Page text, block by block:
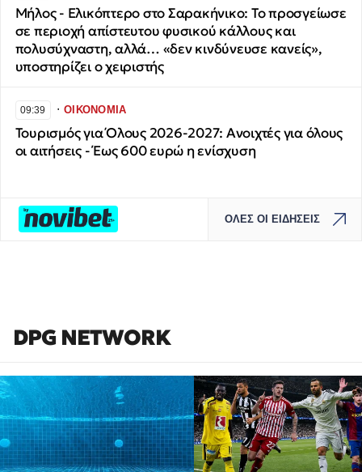
Μήλος - Ελικόπτερο στο Σαρακήνικο: Το προσγείωσε
σε περιοχή απίστευτου φυσικού κάλλους και
πολυσύχναστη, αλλά… «δεν κινδύνευσε κανείς»,
υποστηρίζει ο χειριστής
09:39 ∙ΟΙΚΟΝΟΜΙΑ
Τουρισμός για Όλους 2026-2027: Ανοιχτές για όλους
οι αιτήσεις - Έως 600 ευρώ η ενίσχυση
ΟΛΕΣ ΟΙ ΕΙΔΗΣΕΙΣ
DPG NETWORK